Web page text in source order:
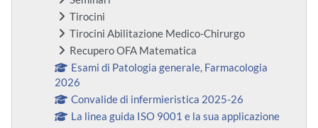
Tirocini
Tirocini Abilitazione Medico-Chirurgo
Recupero OFA Matematica
Esami di Patologia generale, Farmacologia
2026
Convalide di infermieristica 2025-26
La linea guida ISO 9001 e la sua applicazione